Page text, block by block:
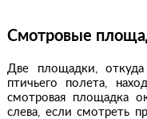
Смотровые
Две площадки,
птичьего полета,
смотровая площадка
слева, если смотреть